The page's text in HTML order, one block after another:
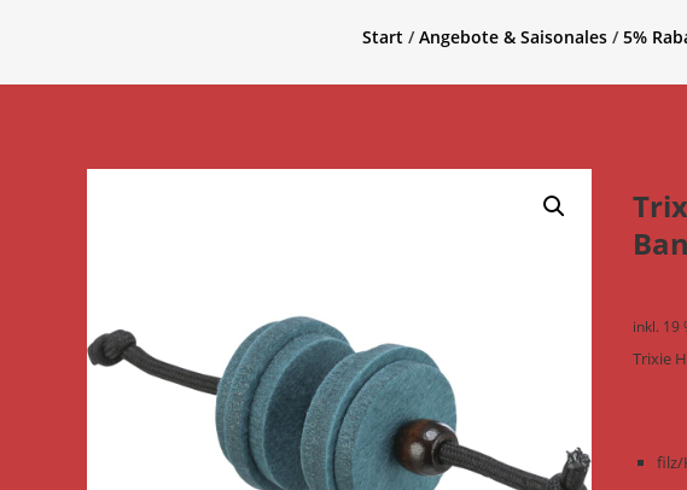
Start /Angebote & Saisonales /5%
inkl. 19
Trixie
filz/